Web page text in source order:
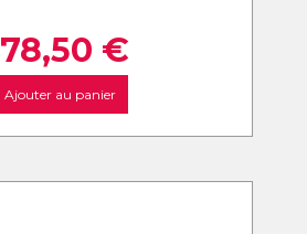
78,50 €
Ajouter au panier